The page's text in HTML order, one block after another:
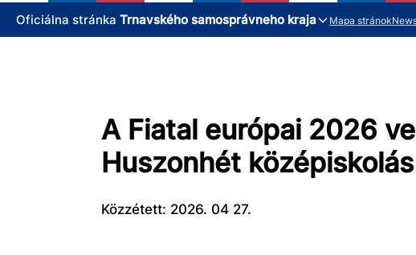
Oficiálna stránka Trnavského samosprávneho kraja Mapa stránok
A Fiatal európai 2026
Huszonhét
Közzétett: 2026. 04 27.